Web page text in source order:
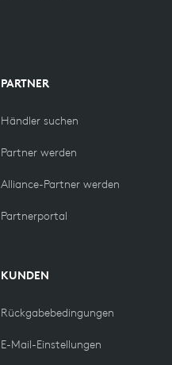
PARTNER
Händler suchen
Partner werden
Alliance-Partner werden
Partnerportal
KUNDEN
Rückgabebedingungen
E-Mail-Einstellungen